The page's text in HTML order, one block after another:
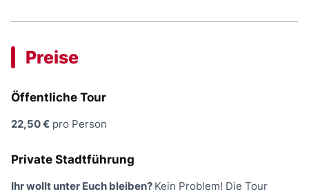
Preise
Öffentliche Tour
22,50 € pro Person
Private Stadtführung
Ihr wollt unter Euch bleiben? Kein Problem! Die Tour